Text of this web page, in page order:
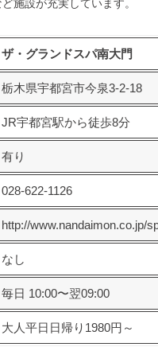
施設が充実しています。
ザ・グランドスパ南大門
栃木県宇都宮市今泉3-2-18
JR宇都宮駅から徒歩8分
有り
028-622-1126
http://www.nandaimon.co.jp/
なし
毎日 10:00〜翌09:00
大人平日日帰り1980円～